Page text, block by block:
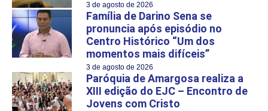
3 de agosto de 2026
Família de Darino Sena se
pronuncia após episódio no
Centro Histórico “Um dos
momentos mais difíceis”
3 de agosto de 2026
Paróquia de Amargosa realiza a
XIII edição do EJC – Encontro de
Jovens com Cristo